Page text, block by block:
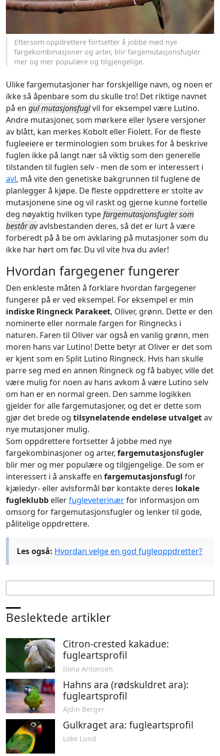
Ettersom oppdrettere fortsetter å jobbe med nye
fargekombinasjoner og arter, blir fargemutasjonsfugler
mer og mer populære og tilgjengelige.
Ulike fargemutasjoner har forskjellige navn, og noen er
ikke så åpenbare som du skulle tro! Det riktige navnet
på en gul mutasjonsfuglvil for eksempel være Lutino.
Andre mutasjoner, som mørkere eller lysere versjoner
av blått, kan merkes Kobolt eller Fiolett. For de fleste
fugleeiere er terminologien som brukes for å beskrive
fuglen ikke på langt nær så viktig som den generelle
tilstanden til fuglen selv - men de som er interessert i
avl, må vite den genetiske bakgrunnen til fuglene de
planlegger å kjøpe. De fleste oppdrettere er stolte av
mutasjonene sine og vil raskt og gjerne kunne fortelle
deg nøyaktig hvilken typefargemutasjonsfugler som
består avavlsbestanden deres, så det er lurt å være
forberedt på å be om avklaring på mutasjoner som du
ikke har hørt om før. Du vil vite hva du avler!
Hvordan fargegener fungerer
Den enkleste måten å forklare hvordan fargegener
fungerer på er ved eksempel. For eksempel er min
indiske Ringneck Parakeet, Oliver, grønn. Dette er den
nominerte eller normale fargen for Ringnecks i
naturen. Faren til Oliver var også en vanlig grønn, men
moren hans var Lutino! Dette betyr at Oliver er det som
er kjent som en Split Lutino Ringneck. Hvis han skulle
parre seg med en annen Ringneck og få babyer, ville det
være mulig for noen av hans avkom å være Lutino selv
om han er en normal green. Den samme logikken
gjelder for alle fargemutasjoner, og det er dette som
gjør det brede og tilsynelatende endeløse utvalgetav
nye mutasjoner mulig.
Som oppdrettere fortsetter å jobbe med nye
fargekombinasjoner og arter, fargemutasjonsfugler
blir mer og mer populære og tilgjengelige. De som er
interessert i å anskaffe en fargemutasjonsfugl for
kjæledyr- eller avlsformål bør kontakte deres lokale
fugleklubb ellerfugleveterinærfor informasjon om
omsorg for fargemutasjonsfugler og lenker til gode,
pålitelige oppdrettere.
Les også: Hvordan velge en god fugleoppdretter?
Beslektede artikler
Citron-crested kakadue:
fugleartsprofil
Ilona Antonsen
Hahns ara (rødskuldret ara):
fugleartsprofil
Ajdin Berger
Gulkraget ara: fugleartsprofil
Loke Lund